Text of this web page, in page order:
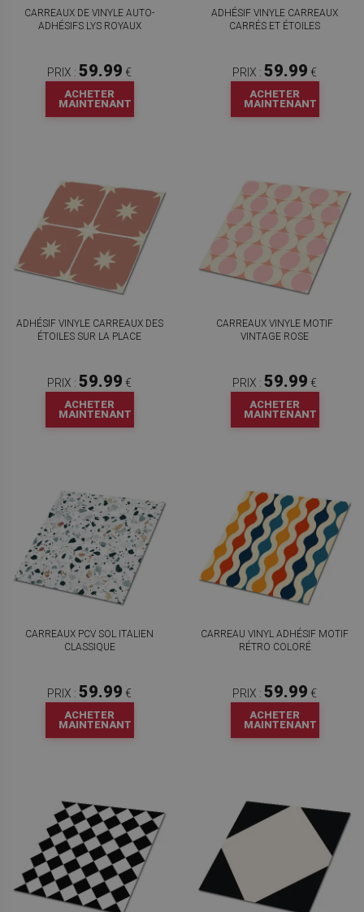
CARREAUX DE VINYLE AUTO-
ADHÉSIFS LYS ROYAUX
PRIX : 59.99 €
ACHETER
MAINTENANT
ADHÉSIF VINYLE CARREAUX
CARRÉS ET ÉTOILES
PRIX : 59.99 €
ACHETER
MAINTENANT
ADHÉSIF VINYLE CARREAUX DES
ÉTOILES SUR LA PLACE
PRIX : 59.99 €
ACHETER
MAINTENANT
CARREAUX VINYLE MOTIF
VINTAGE ROSE
PRIX : 59.99 €
ACHETER
MAINTENANT
CARREAUX PCV SOL ITALIEN
CLASSIQUE
PRIX : 59.99 €
ACHETER
MAINTENANT
CARREAU VINYL ADHÉSIF MOTIF
RÉTRO COLORÉ
PRIX : 59.99 €
ACHETER
MAINTENANT